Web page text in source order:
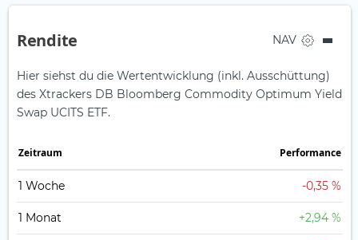
Rendite NAV
Hier siehst du die Wertentwicklung (inkl. Ausschüttung)
des Xtrackers DB Bloomberg Commodity Optimum Yield
Swap UCITS ETF.
Zeit­raum Perfor­mance
1 Woche -0,35 %
1 Monat +2,94 %